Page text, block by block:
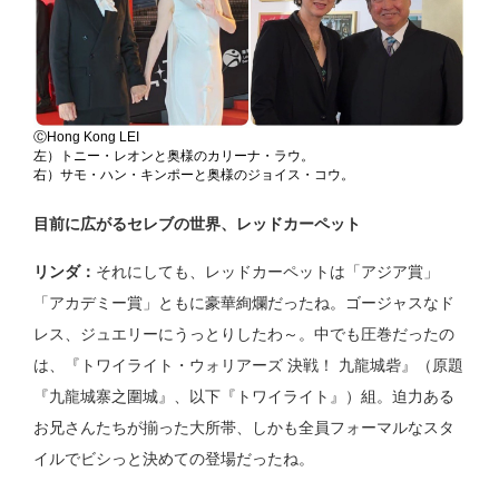
ⒸHong Kong LEI
左）トニー・レオンと奥様のカリーナ・ラウ。
右）サモ・ハン・キンポーと奥様のジョイス・コウ。
目前に広がるセレブの世界、レッドカーペット
リンダ： それにしても、レッドカーペットは「アジア賞」
「アカデミー賞」ともに豪華絢爛だったね。ゴージャスなド
レス、ジュエリーにうっとりしたわ～。中でも圧巻だったの
は、『トワイライト・ウォリアーズ 決戦！ 九龍城砦』（原題
『九龍城寨之圍城』、以下『トワイライト』）組。迫力ある
お兄さんたちが揃った大所帯、しかも全員フォーマルなスタ
イルでビシっと決めての登場だったね。